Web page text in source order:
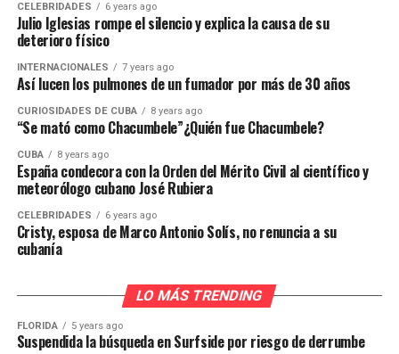
CELEBRIDADES 6 years ago
Julio Iglesias rompe el silencio y explica la causa de su
deterioro físico
INTERNACIONALES 7 years ago
Así lucen los pulmones de un fumador por más de 30 años
CURIOSIDADES DE CUBA 8 years ago
“Se mató como Chacumbele”¿Quién fue Chacumbele?
CUBA 8 years ago
España condecora con la Orden del Mérito Civil al científico y
meteorólogo cubano José Rubiera
CELEBRIDADES 6 years ago
Cristy, esposa de Marco Antonio Solís, no renuncia a su
cubanía
LO MÁS TRENDING
FLORIDA 5 years ago
Suspendida la búsqueda en Surfside por riesgo de derrumbe